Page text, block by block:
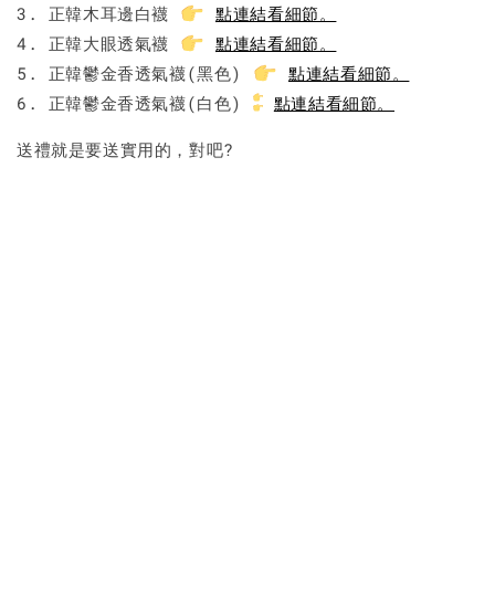
3. 正韓木耳邊白襪
點連結看細節。
4. 正韓大眼透氣襪
點連結看細節。
5. 正韓鬱金香透氣襪(黑色)
點連結看細節。
6. 正韓鬱金香透氣襪(白色)
點連結看細節。
送禮就是要送實用的，對吧?